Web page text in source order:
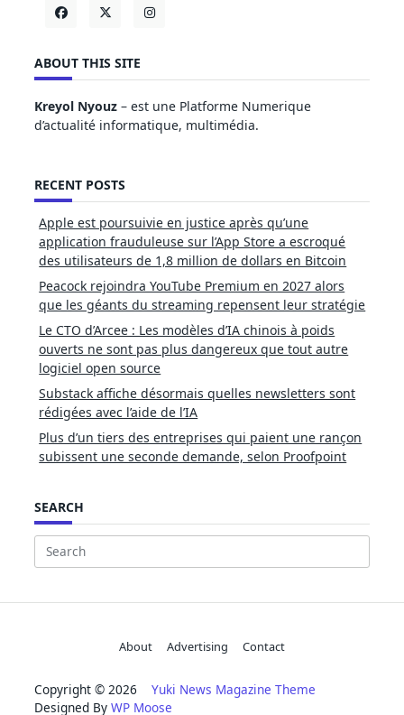
ABOUT THIS SITE
Kreyol Nyouz – est une Platforme Numerique
d’actualité informatique, multimédia.
RECENT POSTS
Apple est poursuivie en justice après qu’une
application frauduleuse sur l’App Store a escroqué
des utilisateurs de 1,8 million de dollars en Bitcoin
Peacock rejoindra YouTube Premium en 2027 alors
que les géants du streaming repensent leur stratégie
Le CTO d’Arcee : Les modèles d’IA chinois à poids
ouverts ne sont pas plus dangereux que tout autre
logiciel open source
Substack affiche désormais quelles newsletters sont
rédigées avec l’aide de l’IA
Plus d’un tiers des entreprises qui paient une rançon
subissent une seconde demande, selon Proofpoint
SEARCH
Search
About Advertising Contact
Copyright © 2026 Yuki News Magazine Theme
Designed By WP Moose